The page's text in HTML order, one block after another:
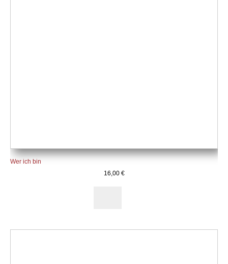
Wer ich bin
16,00 €